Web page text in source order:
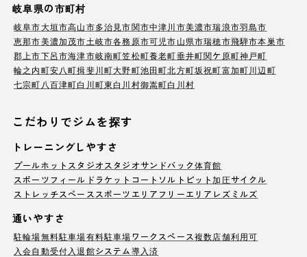
岐阜県の市町村
岐阜市大垣市高山市多治見市関市中津川市美濃市瑞浪市羽島市
恵那市美濃加茂市土岐市各務原市可児市山県市瑞穂市飛騨市本巣市
郡上市下呂市海津市岐南町笠松町養老町垂井町関ケ原町神戸町
輪之内町安八町揖斐川町大野町池田町北方町坂祝町富加町川辺町
七宗町 八百津町白川町東白川村御嵩町白川村
こだわりでジムを探す
トレーニングしやすさ
プールホットスタジオ スタジオサンドバック体育館
スポーツフィールド ラケットコート ソルトピット加圧サイクル
ストレッチスペース スポーツエリア フリーエリア レズミルズ
通いやすさ
駐輪場無料駐車場有料駐車場ワークスペース複数店舗利用可
入会自動受付 入退館システム導入済